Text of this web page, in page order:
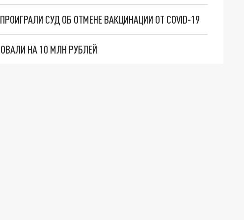
СУД ОБ ОТМЕНЕ ВАКЦИНАЦИИ ОТ COVID-19
НА 10 МЛН РУБЛЕЙ